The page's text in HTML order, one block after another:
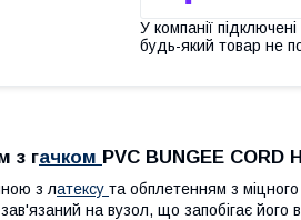
У компанії
будь-який товар не
з гачком PVC BUNGEE CORD
з латексу та обплетенням з міцного
на вузол, що запобігає його